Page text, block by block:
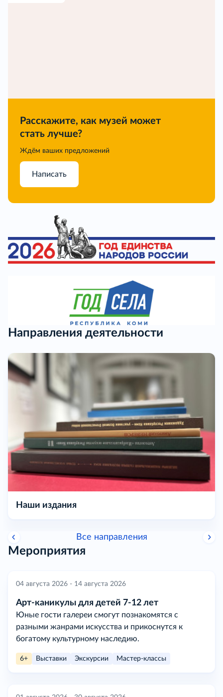
Расскажите, как музей может
стать лучше?
Ждём ваших предложений
Написать
Направления деятельности
Наши издания
Все направления
Мероприятия
04 августа 2026 - 14 августа 2026
Арт-каникулы для детей 7-12 лет
Юные гости галереи смогут познакомятся с
разными жанрами искусства и прикоснутся к
богатому культурному наследию.
6+ Выставки Экскурсии Мастер-классы